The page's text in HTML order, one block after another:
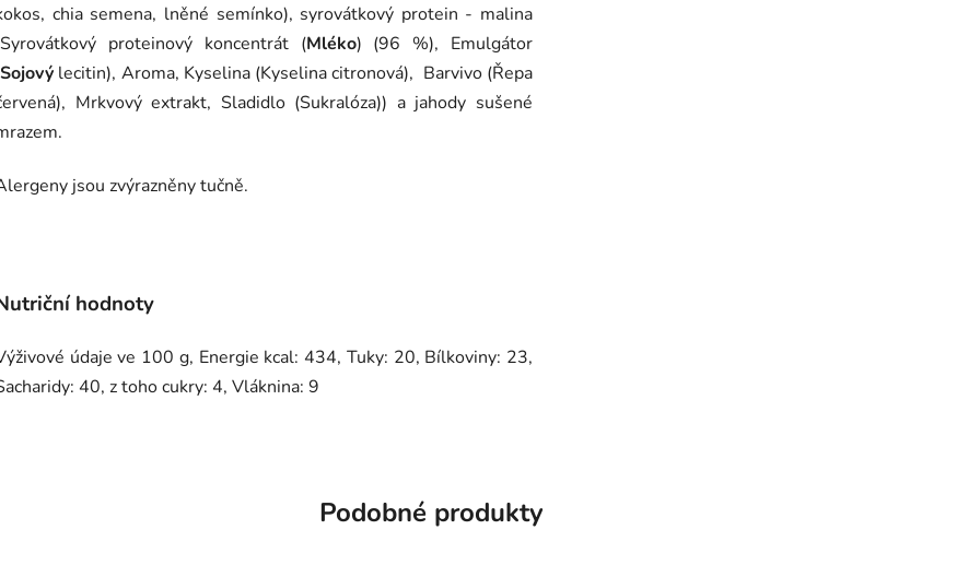
chia semena, lněné semínko), syrovátkový protein - malina
proteinový koncentrát (Mléko) (96 %), Emulgátor
Sojový lecitin), Aroma, Kyselina (Kyselina citronová), Barvivo (Řepa
Mrkvový extrakt, Sladidlo (Sukralóza)) a jahody sušené
jsou zvýrazněny tučně.
hodnoty
údaje ve 100 g, Energie kcal: 434, Tuky: 20, Bílkoviny: 23,
40, z toho cukry: 4, Vláknina: 9
Podobné produkty